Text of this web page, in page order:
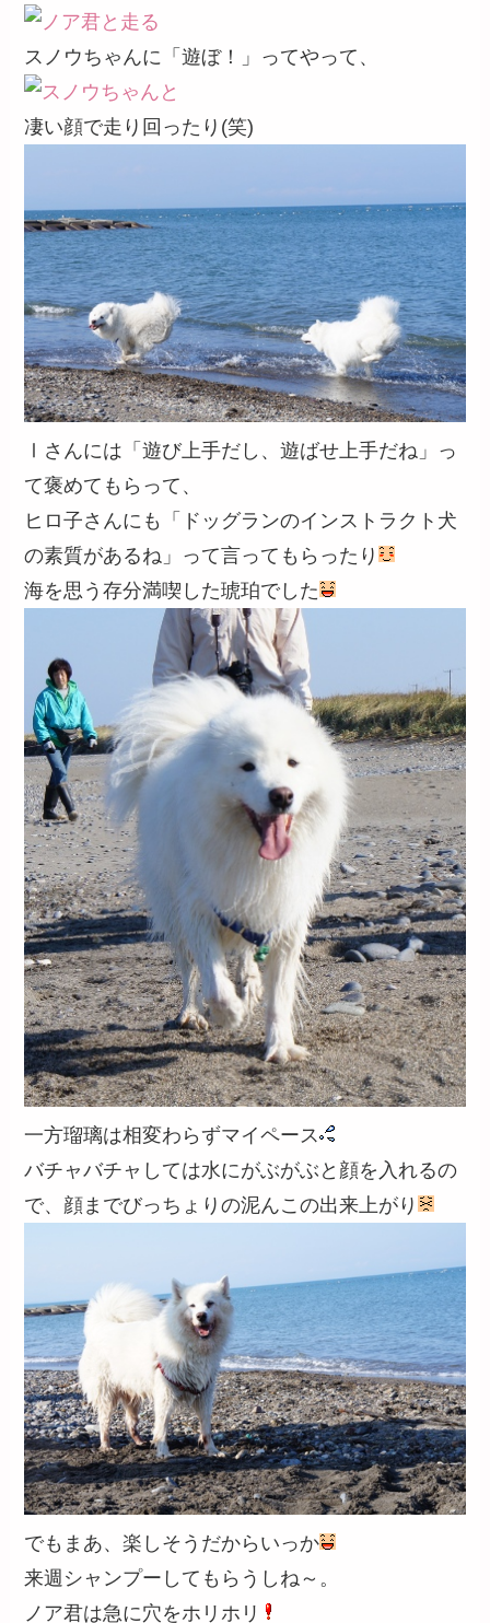
スノウちゃんに「遊ぼ！」ってやって、
凄い顔で走り回ったり(笑)
Ⅰさんには「遊び上手だし、遊ばせ上手だね」っ
て褒めてもらって、
ヒロ子さんにも「ドッグランのインストラクト犬
の素質があるね」って言ってもらったり
海を思う存分満喫した琥珀でした
一方瑠璃は相変わらずマイペース
バチャバチャしては水にがぶがぶと顔を入れるの
で、顔までびっちょりの泥んこの出来上がり
でもまあ、楽しそうだからいっか
来週シャンプーしてもらうしね～。
ノア君は急に穴をホリホリ